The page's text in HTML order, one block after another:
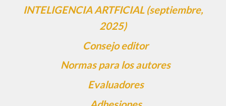
INTELIGENCIA ARTFICIAL (septiembre,
2025)
Consejo editor
Normas para los autores
Evaluadores